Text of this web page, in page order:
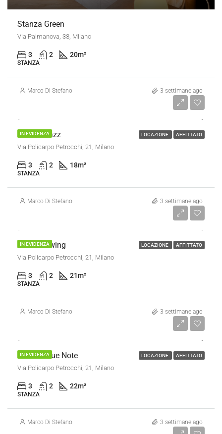
Stanza Green
Via Palmanova, 38, Milano
3 2 20m²
STANZA
Marco Di Stefano 3 settimane ago
IN EVIDENZA LOCAZIONE AFFITTATO
Stanza Jazz
Via Policarpo Petrocchi, 21, Milano
3 2 18m²
STANZA
Marco Di Stefano 3 settimane ago
IN EVIDENZA LOCAZIONE AFFITTATO
Stanza Swing
Via Policarpo Petrocchi, 21, Milano
3 2 21m²
STANZA
Marco Di Stefano 3 settimane ago
IN EVIDENZA LOCAZIONE AFFITTATO
Stanza Blue Note
Via Policarpo Petrocchi, 21, Milano
3 2 22m²
STANZA
Marco Di Stefano 3 settimane ago